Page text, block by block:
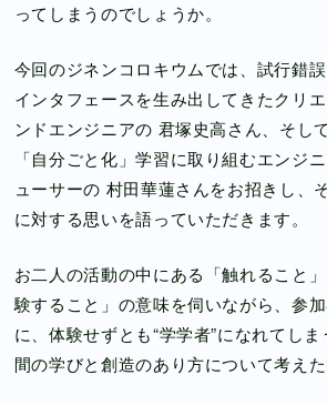
ってしまうのでしょうか。
今回のジネンコロキウムでは、試行錯
インタフェースを生み出してきたクリ
ンドエンジニアの 君塚史高さん、そし
「自分ごと化」学習に取り組むエンジ
ューサーの 村田華蓮さんをお招きし、
に対する思いを語っていただきます。
お二人の活動の中にある「触れること
験すること」の意味を伺いながら、参
に、体験せずとも“学学者”になれてし
間の学びと創造のあり方について考えた